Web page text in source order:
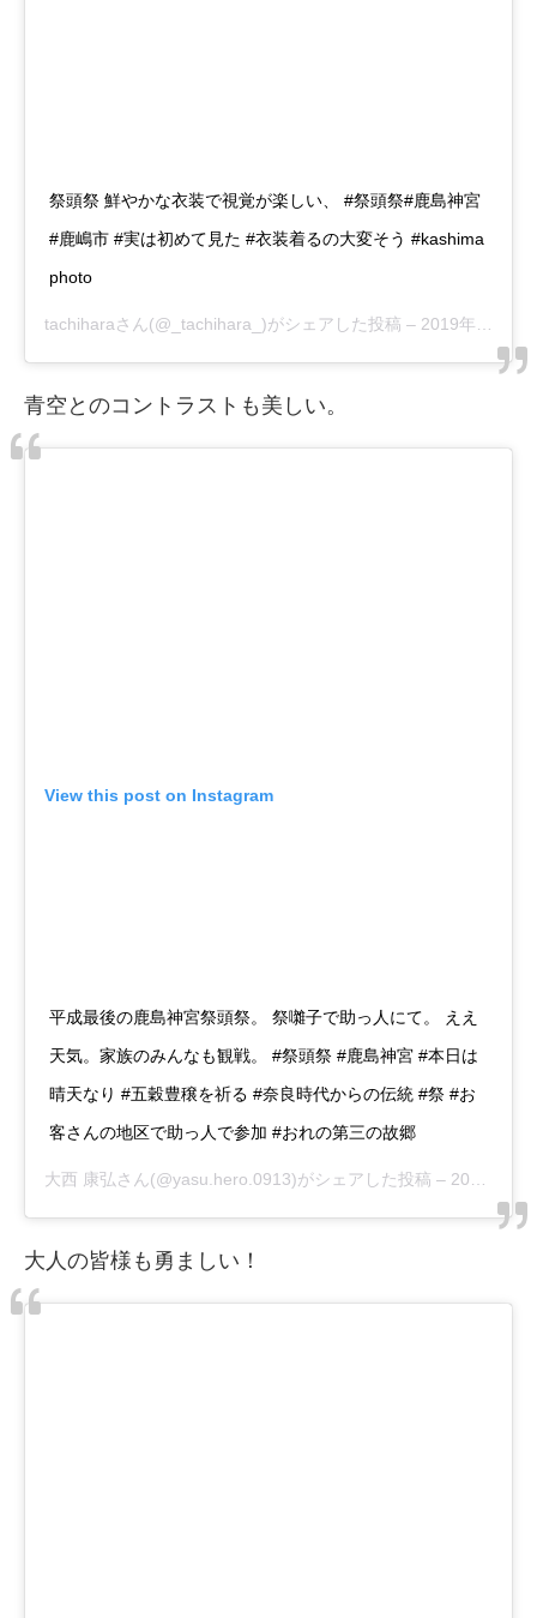
祭頭祭 鮮やかな衣装で視覚が楽しい、 #祭頭祭#鹿島神宮
#鹿嶋市 #実は初めて見た #衣装着るの大変そう #kashima
photo
tachiharaさん(@_tachihara_)がシェアした投稿 – 2019年 3月月9日午前4時26分PST
青空とのコントラストも美しい。
View this post on Instagram
平成最後の鹿島神宮祭頭祭。 祭囃子で助っ人にて。 ええ
天気。家族のみんなも観戦。 #祭頭祭 #鹿島神宮 #本日は
晴天なり #五穀豊穣を祈る #奈良時代からの伝統 #祭 #お
客さんの地区で助っ人で参加 #おれの第三の故郷
大西 康弘さん(@yasu.hero.0913)がシェアした投稿 – 2019年 3月月9日午前7時00分PST
大人の皆様も勇ましい！